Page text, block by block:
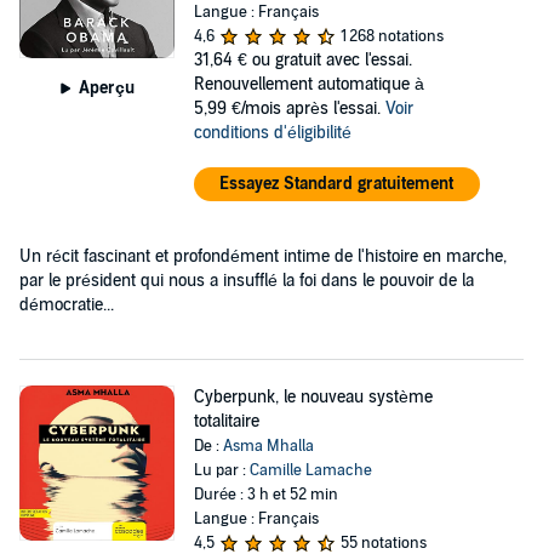
Aperçu
Langue : Français
4,6
1 268 notations
31,64 € ou gratuit avec l'essai.
Renouvellement automatique à
5,99 €/mois après l'essai. Voir
conditions d'éligibilité
Essayez Standard gratuitement
Un récit fascinant et profondément intime de l'histoire en marche,
par le président qui nous a insufflé la foi dans le pouvoir de la
démocratie...
Cyberpunk, le nouveau système
totalitaire
De :Asma Mhalla
Lu par :Camille Lamache
Durée : 3 h et 52 min
Langue : Français
4,5
55 notations